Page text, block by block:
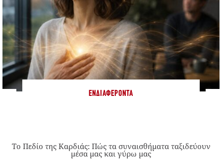
ΕΝΔΙΑΦΈΡΟΝΤΑ
Το Πεδίο της Καρδιάς: Πώς τα συναισθήματα ταξιδεύουν
μέσα μας και γύρω μας